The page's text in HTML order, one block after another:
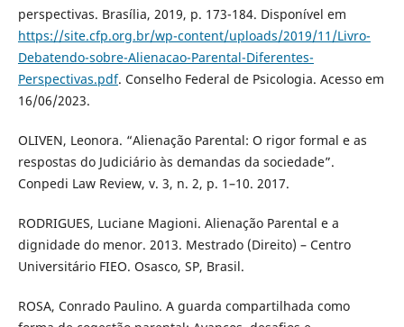
perspectivas. Brasília, 2019, p. 173-184. Disponível em
https://site.cfp.org.br/wp-content/uploads/2019/11/Livro-
Debatendo-sobre-Alienacao-Parental-Diferentes-
Perspectivas.pdf. Conselho Federal de Psicologia. Acesso em
16/06/2023.
OLIVEN, Leonora. “Alienação Parental: O rigor formal e as
respostas do Judiciário às demandas da sociedade”.
Conpedi Law Review, v. 3, n. 2, p. 1–10. 2017.
RODRIGUES, Luciane Magioni. Alienação Parental e a
dignidade do menor. 2013. Mestrado (Direito) – Centro
Universitário FIEO. Osasco, SP, Brasil.
ROSA, Conrado Paulino. A guarda compartilhada como